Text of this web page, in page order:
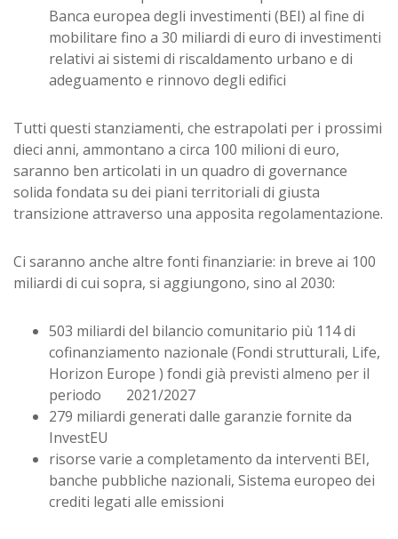
Banca europea degli investimenti (BEI) al fine di
mobilitare fino a 30 miliardi di euro di investimenti
relativi ai sistemi di riscaldamento urbano e di
adeguamento e rinnovo degli edifici
Tutti questi stanziamenti, che estrapolati per i prossimi
dieci anni, ammontano a circa 100 milioni di euro,
saranno ben articolati in un quadro di governance
solida fondata su dei piani territoriali di giusta
transizione attraverso una apposita regolamentazione.
Ci saranno anche altre fonti finanziarie: in breve ai 100
miliardi di cui sopra, si aggiungono, sino al 2030:
503 miliardi del bilancio comunitario più 114 di
cofinanziamento nazionale (Fondi strutturali, Life,
Horizon Europe ) fondi già previsti almeno per il
periodo 2021/2027
279 miliardi generati dalle garanzie fornite da
InvestEU
risorse varie a completamento da interventi BEI,
banche pubbliche nazionali, Sistema europeo dei
crediti legati alle emissioni